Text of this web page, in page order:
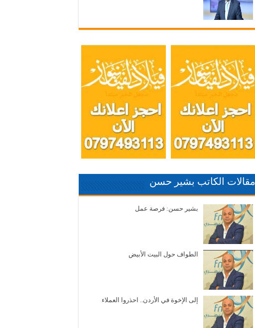
مقالات الكاتب بشير حسن
بشير حسن: فرصة عمل
الطواف حول البيت الأبيض
إلى الإخوة في الأردن.. احذروا العملاء